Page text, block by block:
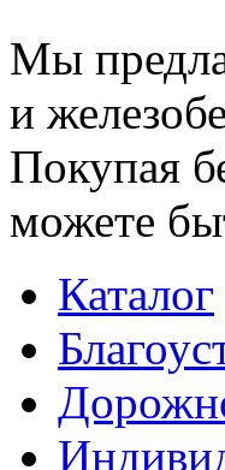
Мы
и
Покупая
можете
Каталог